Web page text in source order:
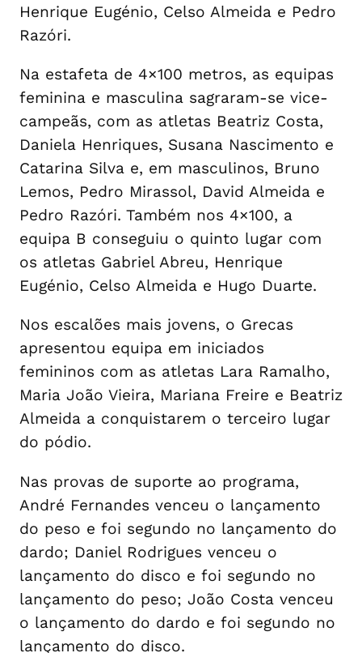
Henrique Eugénio, Celso Almeida e Pedro
Razóri.
Na estafeta de 4×100 metros, as equipas
feminina e masculina sagraram-se vice-
campeãs, com as atletas Beatriz Costa,
Daniela Henriques, Susana Nascimento e
Catarina Silva e, em masculinos, Bruno
Lemos, Pedro Mirassol, David Almeida e
Pedro Razóri. Também nos 4×100, a
equipa B conseguiu o quinto lugar com
os atletas Gabriel Abreu, Henrique
Eugénio, Celso Almeida e Hugo Duarte.
Nos escalões mais jovens, o Grecas
apresentou equipa em iniciados
femininos com as atletas Lara Ramalho,
Maria João Vieira, Mariana Freire e Beatriz
Almeida a conquistarem o terceiro lugar
do pódio.
Nas provas de suporte ao programa,
André Fernandes venceu o lançamento
do peso e foi segundo no lançamento do
dardo; Daniel Rodrigues venceu o
lançamento do disco e foi segundo no
lançamento do peso; João Costa venceu
o lançamento do dardo e foi segundo no
lançamento do disco.